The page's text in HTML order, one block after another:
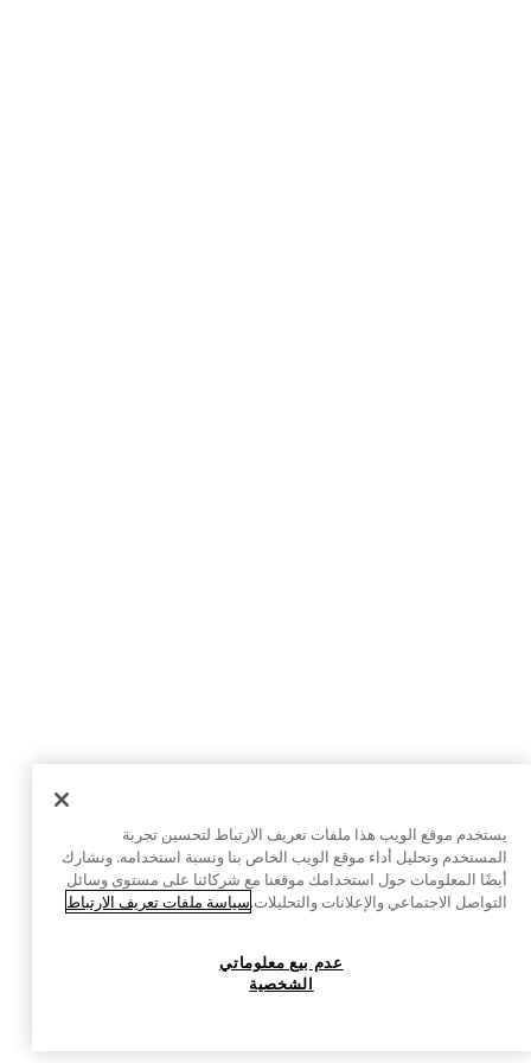
يستخدم موقع الويب هذا ملفات تعريف الارتباط لتحسين تجربة
المستخدم وتحليل أداء موقع الويب الخاص بنا ونسبة استخدامه. ونشارك
أيضًا المعلومات حول استخدامك موقعنا مع شركائنا على مستوى وسائل
التواصل الاجتماعي والإعلانات والتحليلات.سياسة ملفات تعريف الارتباط
عدم بيع معلوماتي
الشخصية